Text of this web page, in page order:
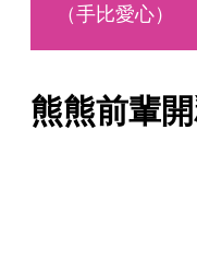
（手比愛心）
熊熊前輩